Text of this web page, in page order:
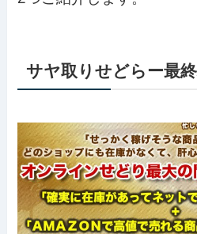
サヤ取りせどらー最